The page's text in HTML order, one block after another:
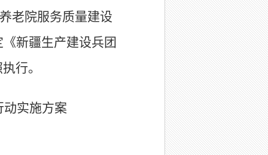
老院服务质量建设
新疆生产建设兵团
行。
动实施方案